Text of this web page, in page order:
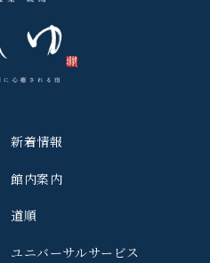
新着情報
館内案内
道順
ユニバーサルサービス